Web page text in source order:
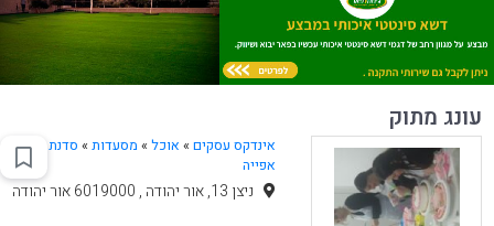
עונג מתוק
אינדקס עסקים » אוכל» מסעדות» סדנת
אפייה
ניצן 13, אור יהודה , 6019000 אור יהודה